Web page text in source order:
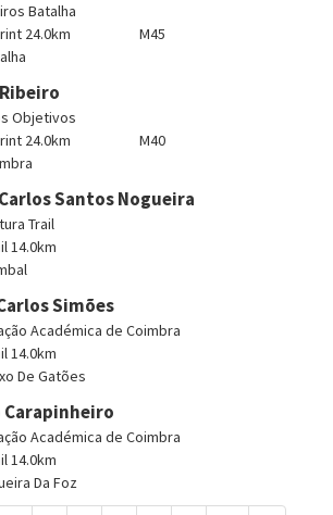
Batalha
24.0km
M45
Objetivos
24.0km
M40
Santos Nogueira
Trail
14.0km
Simões
Académica de Coimbra
14.0km
De Gatões
Carapinheiro
Académica de Coimbra
14.0km
Da Foz